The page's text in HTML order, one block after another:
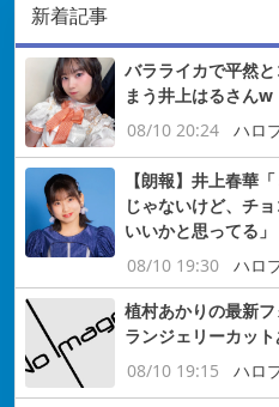
新着記事
バラライカで平然
まう井上はるさんw
08/10 20:24
ハロ
【朗報】井上春華
じゃないけど、チ
いいかと思ってる」
08/10 19:30
ハロ
植村あかりの最新
ランジェリーカット
08/10 19:15
ハロ